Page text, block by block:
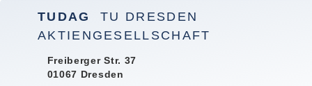
TUDAG
TU DRESDEN
AKTIENGESELLSCHAFT
Freiberger Str. 37
01067 Dresden